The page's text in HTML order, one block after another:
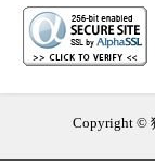
Copyright ©